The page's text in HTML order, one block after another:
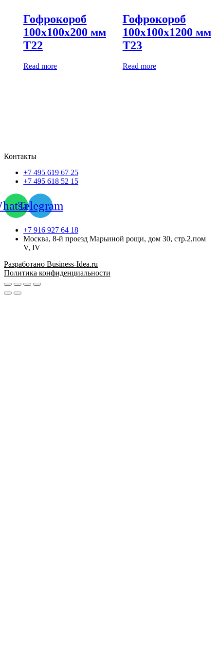
Гофрокороб
100х100х200 мм
Т22
Read more
Гофрокороб
100х100х1200 мм
Т23
Read more
Контакты
+7 495 619 67 25
+7 495 618 52 15
Telegram
+7 916 927 64 18
Москва, 8-й проезд Марьиной рощи, дом 30, стр.2,пом
V, IV
Разработано Business-Idea.ru
Политика конфиденциальности